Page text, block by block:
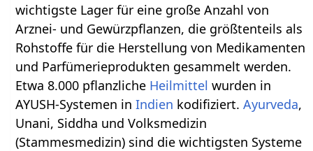
wichtigste Lager für eine große Anzahl von
Arznei- und Gewürzpflanzen, die größtenteils als
Rohstoffe für die Herstellung von Medikamenten
und Parfümerieprodukten gesammelt werden.
Etwa 8.000 pflanzliche Heilmittel wurden in
AYUSH-Systemen inIndien kodifiziert.Ayurveda,
Unani, Siddha und Volksmedizin
(Stammesmedizin) sind die wichtigsten Systeme